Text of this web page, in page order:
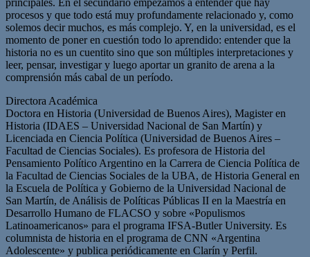
procesos y que todo está muy profundamente relacionado y, como
solemos decir muchos, es más complejo. Y, en la universidad, es el
momento de poner en cuestión todo lo aprendido: entender que la
historia no es un cuentito sino que son múltiples interpretaciones y
leer, pensar, investigar y luego aportar un granito de arena a la
comprensión más cabal de un período.
Directora Académica
Doctora en Historia (Universidad de Buenos Aires), Magister en
Historia (IDAES – Universidad Nacional de San Martín) y
Licenciada en Ciencia Política (Universidad de Buenos Aires –
Facultad de Ciencias Sociales). Es profesora de Historia del
Pensamiento Político Argentino en la Carrera de Ciencia Política de
la Facultad de Ciencias Sociales de la UBA, de Historia General en
la Escuela de Política y Gobierno de la Universidad Nacional de
San Martín, de Análisis de Políticas Públicas II en la Maestría en
Desarrollo Humano de FLACSO y sobre «Populismos
Latinoamericanos» para el programa IFSA-Butler University. Es
columnista de historia en el programa de CNN «Argentina
Adolescente» y publica periódicamente en Clarín y Perfil.